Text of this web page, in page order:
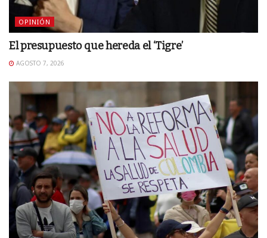
OPINIÓN
El presupuesto que hereda el ‘Tigre’
AGOSTO 7, 2026